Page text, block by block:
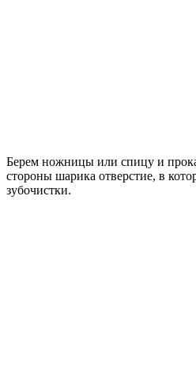
Берем ножницы или спицу и
стороны шарика отверстие, в
зубочистки.